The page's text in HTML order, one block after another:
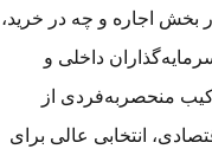
بخش اجاره و چه در خرید،
داخلی و
منحصربه‌فردی از
انتخابی عالی برای